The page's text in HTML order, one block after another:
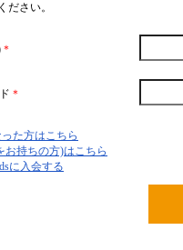
ださい。
＊
＊
た方はこちら
お持ちの方)はこちら
に入会する